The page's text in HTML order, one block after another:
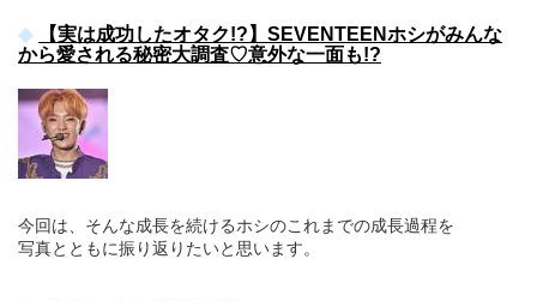
【実は成功したオタク!?】SEVENTEENホシがみんな
から愛される秘密大調査♡意外な一面も!?
今回は、そんな成長を続けるホシのこれまでの成長過程を
写真とともに振り返りたいと思います。